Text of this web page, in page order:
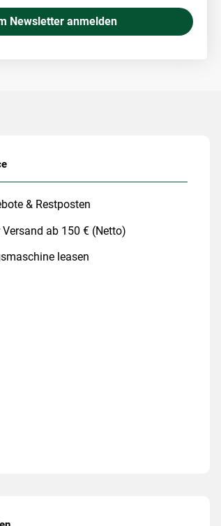
& Restposten
ab 150 € (Netto)
leasen
Newsletter anmelden